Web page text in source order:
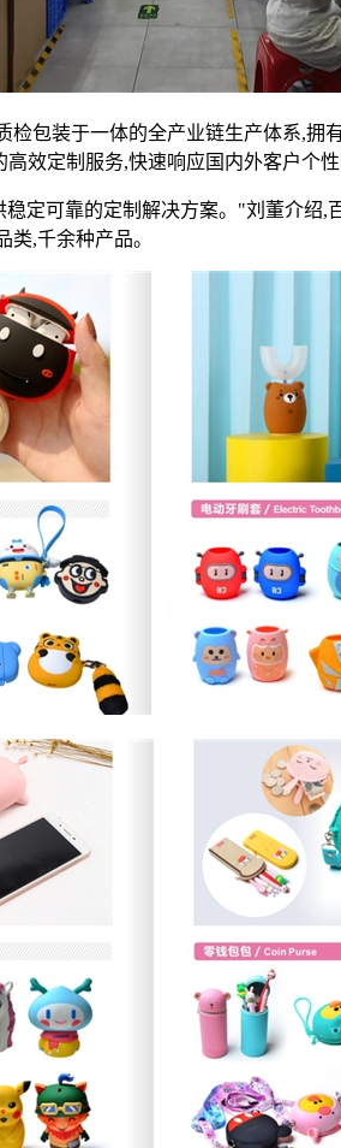
包装于一体的全产业链生产体系,
效定制服务,快速响应国内外客户个性
定可靠的定制解决方案。"刘董介绍
,千余种产品。